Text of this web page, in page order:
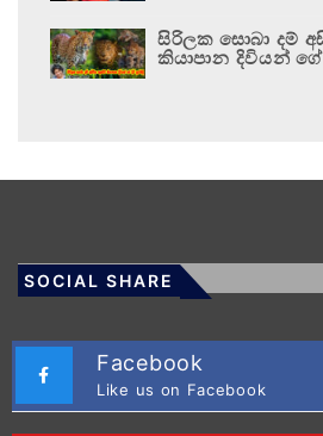
සිරිලක සොබා දම්
කියාපාන දිවියන්
SOCIAL SHARE
Facebook
Like us on Facebook